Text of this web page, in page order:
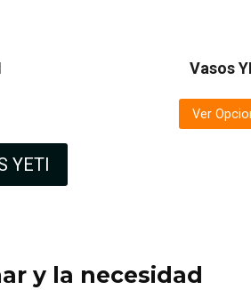
Vasos
Ver
YETI
y la necesidad